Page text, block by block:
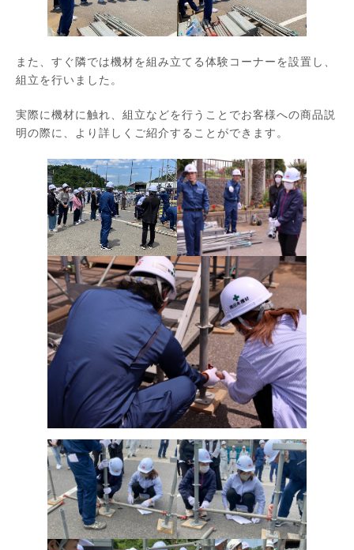
また、すぐ隣では機材を組み立てる体験コーナーを設置し、
組立を行いました。
実際に機材に触れ、組立などを行うことでお客様への商品説
明の際に、より詳しくご紹介することができます。